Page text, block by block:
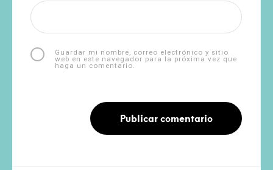
Guardar mi nombre, correo electrónico y sitio
web en este navegador para la próxima vez que
haga un comentario.